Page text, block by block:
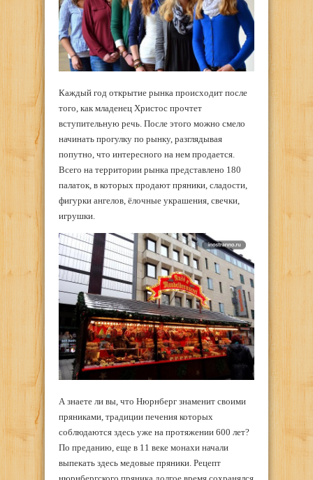
Каждый год открытие рынка происходит после
того, как младенец Христос прочтет
вступительную речь. После этого можно смело
начинать прогулку по рынку, разглядывая
попутно, что интересного на нем продается.
Всего на территории рынка представлено 180
палаток, в которых продают пряники, сладости,
фигурки ангелов, ёлочные украшения, свечки,
игрушки.
А знаете ли вы, что Нюрнберг знаменит своими
пряниками, традиции печения которых
соблюдаются здесь уже на протяжении 600 лет?
По преданию, еще в 11 веке монахи начали
выпекать здесь медовые пряники. Рецепт